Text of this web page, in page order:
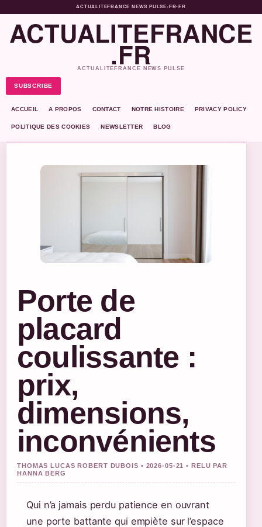
ACTUALITEFRANCE NEWS PULSE• FR-FR
ACTUALITEFRANCE
.FR
ACTUALITEFRANCE NEWS PULSE
SUBSCRIBE
ACCUEIL A PROPOS CONTACT NOTRE HISTOIRE PRIVACY POLICY
POLITIQUE DES COOKIES NEWSLETTER BLOG
Porte de
placard
coulissante :
prix,
dimensions,
inconvénients
THOMAS LUCAS ROBERT DUBOIS • 2026-05-21 • RELU PAR
HANNA BERG
Qui n’a jamais perdu patience en ouvrant
une porte battante qui empiète sur l’espace